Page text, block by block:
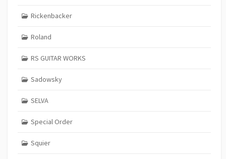
Rickenbacker
Roland
RS GUITAR WORKS
Sadowsky
SELVA
Special Order
Squier